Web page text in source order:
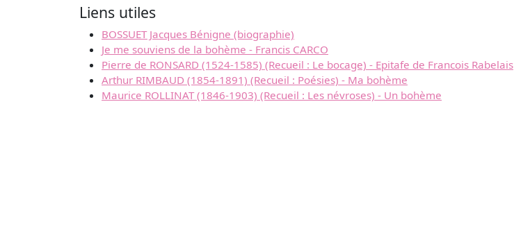
Liens utiles
BOSSUET Jacques Bénigne (biographie)
Je me souviens de la bohème - Francis CARCO
Pierre de RONSARD (1524-1585) (Recueil : Le bocage) - Epitafe de Francois Rabelais
Arthur RIMBAUD (1854-1891) (Recueil : Poésies) - Ma bohème
Maurice ROLLINAT (1846-1903) (Recueil : Les névroses) - Un bohème